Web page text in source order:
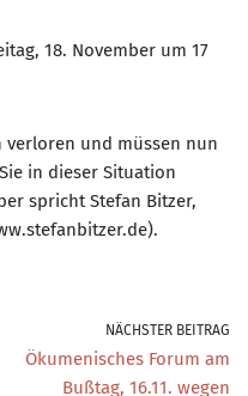
18. November um 17
verloren und müssen nun
in dieser Situation
spricht Stefan Bitzer,
NÄCHSTER BEITRAG
Ökumenisches Forum am
Bußtag, 16.11. wegen